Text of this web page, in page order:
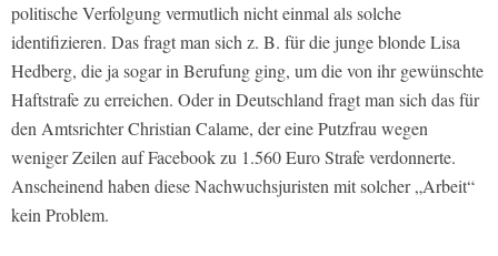
politische Verfolgung vermutlich nicht einmal als solche
identifizieren. Das fragt man sich z. B. für die junge blonde Lisa
Hedberg, die ja sogar in Berufung ging, um die von ihr gewünschte
Haftstrafe zu erreichen. Oder in Deutschland fragt man sich das für
den Amtsrichter Christian Calame, der eine Putzfrau wegen
weniger Zeilen auf Facebook zu 1.560 Euro Strafe verdonnerte.
Anscheinend haben diese Nachwuchsjuristen mit solcher „Arbeit“
kein Problem.